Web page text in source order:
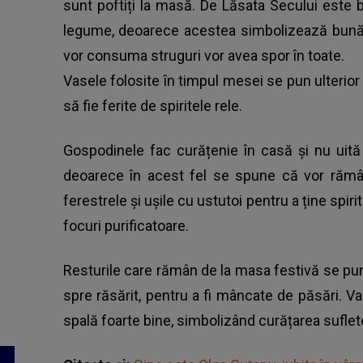
sunt poftiți la masă. De Lăsata Secului
legume, deoarece acestea simbolizează
vor consuma struguri vor avea spor în toate.
Vasele folosite în timpul mesei se pun
să fie ferite de spiritele rele.
Gospodinele fac curățenie în casă și nu
deoarece în acest fel se spune că vor
ferestrele și ușile cu ustutoi pentru a ține
focuri purificatoare.
Resturile care rămân de la masa festivă se
spre răsărit, pentru a fi mâncate de păsări.
spală foarte bine, simbolizând curățarea